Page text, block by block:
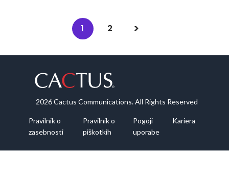
1 2
2026 Cactus Communications. All Rights Reserved
Pravilnik o
zasebnosti
Pravilnik o
piškotkih
Pogoji
uporabe
Kariera